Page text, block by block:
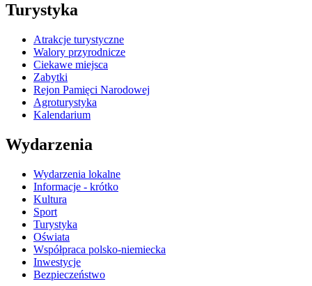
Turystyka
Atrakcje turystyczne
Walory przyrodnicze
Ciekawe miejsca
Zabytki
Rejon Pamięci Narodowej
Agroturystyka
Kalendarium
Wydarzenia
Wydarzenia lokalne
Informacje - krótko
Kultura
Sport
Turystyka
Oświata
Współpraca polsko-niemiecka
Inwestycje
Bezpieczeństwo